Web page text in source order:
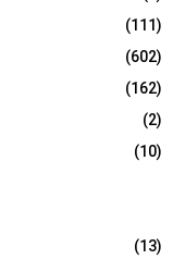
(111)
(602)
(162)
(2)
(10)
(13)